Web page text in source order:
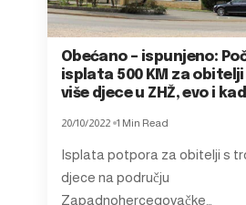
Obećano – ispunjeno:
isplata 500 KM za
više djece u ZHŽ, evo i
20/10/2022 1 Min Read
Isplata potpora za obitelji s
djece na području
Zapadnohercegovačke…